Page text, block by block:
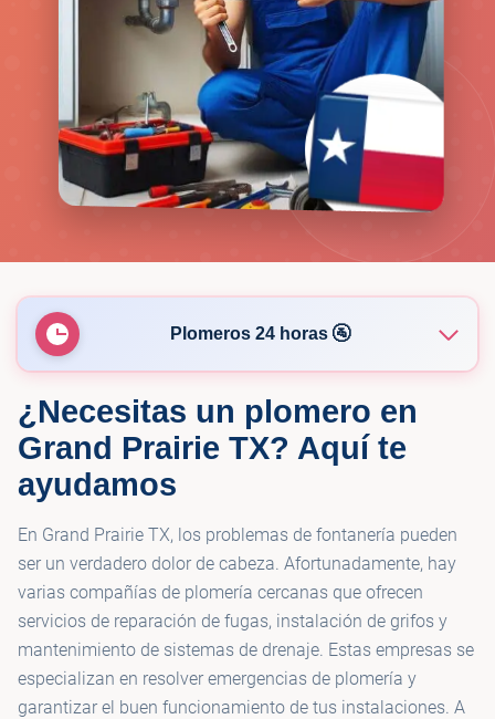
🛁
Plomeros 24 horas 🚰
🚰 Links Plumbing Services
🚰 Master PlumbeRX
¿Necesitas un plomero en
Grand Prairie TX? Aquí te
ayudamos
En Grand Prairie TX, los problemas de fontanería pueden
ser un verdadero dolor de cabeza. Afortunadamente, hay
varias compañías de plomería cercanas que ofrecen
servicios de reparación de fugas, instalación de grifos y
mantenimiento de sistemas de drenaje. Estas empresas se
especializan en resolver emergencias de plomería y
garantizar el buen funcionamiento de tus instalaciones. A